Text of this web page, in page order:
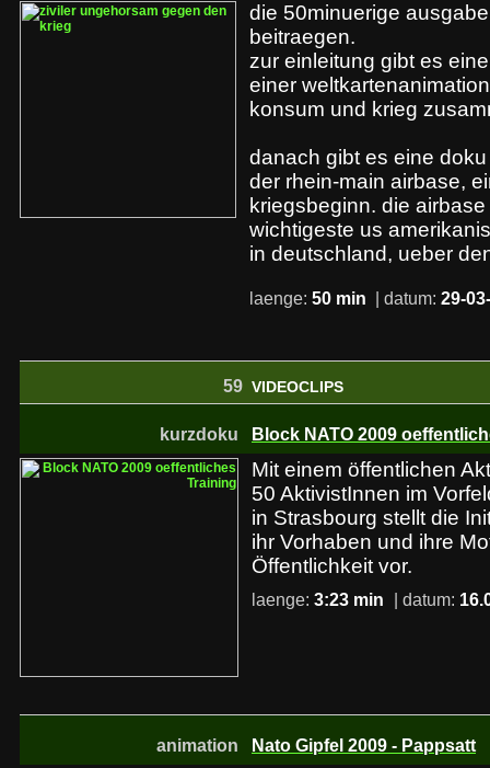
die 50minuerige
beitraegen.
zur einleitung gibt es
einer
konsum und krieg
danach gibt es eine
der rhein-main airbase,
kriegsbeginn. die
wichtigeste us
in deutschland, ueber
laenge: 50 min | datum: 29-
59 VIDEOCLIPS
kurzdoku Block NATO 2009
Mit einem öffentlichen
50 AktivistInnen im
in Strasbourg stellt die
ihr Vorhaben und ihre
Öffentlichkeit vor.
laenge: 3:23 min | datum:
animation Nato Gipfel 2009 - Pappsatt